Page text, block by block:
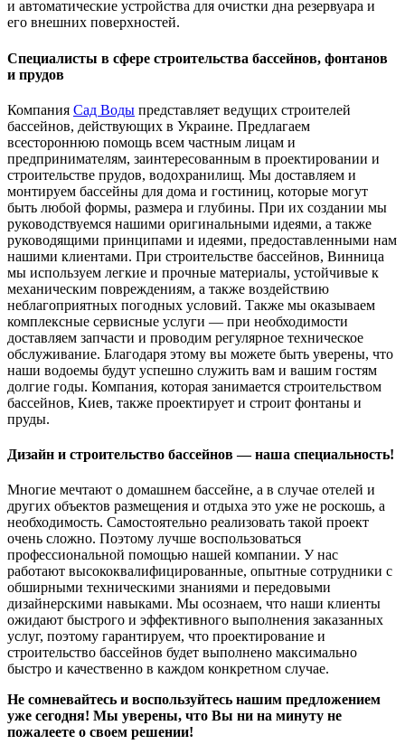
и автоматические устройства для очистки дна резервуара и
его внешних поверхностей.
Специалисты в сфере строительства бассейнов, фонтанов
и прудов
Компания Сад Воды представляет ведущих строителей
бассейнов, действующих в Украине. Предлагаем
всестороннюю помощь всем частным лицам и
предпринимателям, заинтересованным в проектировании и
строительстве прудов, водохранилищ. Мы доставляем и
монтируем бассейны для дома и гостиниц, которые могут
быть любой формы, размера и глубины. При их создании мы
руководствуемся нашими оригинальными идеями, а также
руководящими принципами и идеями, предоставленными нам
нашими клиентами. При строительстве бассейнов, Винница
мы используем легкие и прочные материалы, устойчивые к
механическим повреждениям, а также воздействию
неблагоприятных погодных условий. Также мы оказываем
комплексные сервисные услуги — при необходимости
доставляем запчасти и проводим регулярное техническое
обслуживание. Благодаря этому вы можете быть уверены, что
наши водоемы будут успешно служить вам и вашим гостям
долгие годы. Компания, которая занимается строительством
бассейнов, Киев, также проектирует и строит фонтаны и
пруды.
Дизайн и строительство бассейнов — наша специальность!
Многие мечтают о домашнем бассейне, а в случае отелей и
других объектов размещения и отдыха это уже не роскошь, а
необходимость. Самостоятельно реализовать такой проект
очень сложно. Поэтому лучше воспользоваться
профессиональной помощью нашей компании. У нас
работают высококвалифицированные, опытные сотрудники с
обширными техническими знаниями и передовыми
дизайнерскими навыками. Мы осознаем, что наши клиенты
ожидают быстрого и эффективного выполнения заказанных
услуг, поэтому гарантируем, что проектирование и
строительство бассейнов будет выполнено максимально
быстро и качественно в каждом конкретном случае.
Не сомневайтесь и воспользуйтесь нашим предложением
уже сегодня! Мы уверены, что Вы ни на минуту не
пожалеете о своем решении!